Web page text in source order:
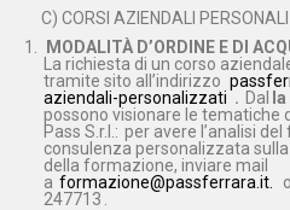
C) CORSI AZIENDALI
MODALITÀ D’ORDINE E DI
La richiesta di un corso
tramite sito all’indirizzo
aziendali-personalizzati . Dal la
possono visionare le tematiche
Pass S.r.l.: per avere l’analisi
consulenza personalizzata
della formazione, inviare mail
a formazione@passferrara.it.
247713